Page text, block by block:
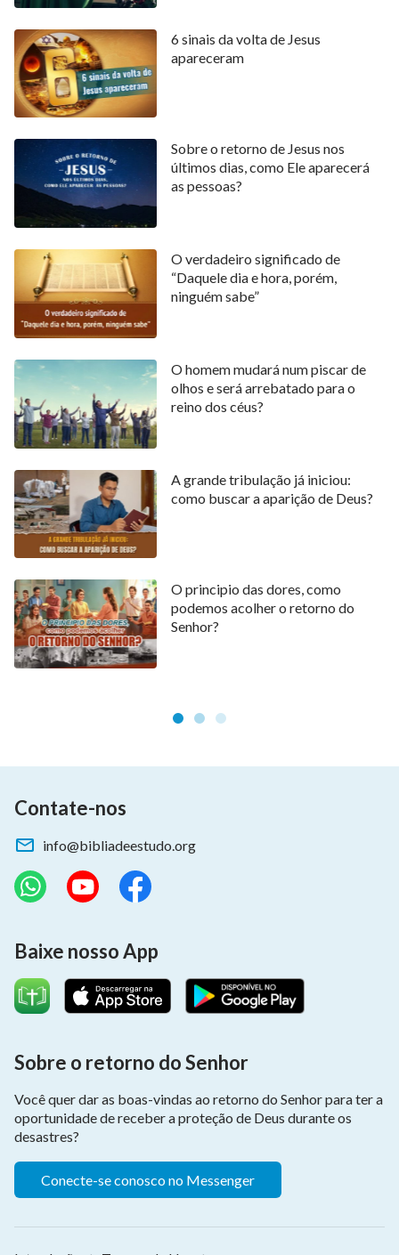
6 sinais da volta de Jesus
apareceram
Sobre o retorno de Jesus nos
últimos dias, como Ele aparecerá
as pessoas?
O verdadeiro significado de
“Daquele dia e hora, porém,
ninguém sabe”
O homem mudará num piscar de
olhos e será arrebatado para o
reino dos céus?
A grande tribulação já iniciou:
como buscar a aparição de Deus?
O principio das dores, como
podemos acolher o retorno do
Senhor?
Contate-nos
info@bibliadeestudo.org
Baixe nosso App
Sobre o retorno do Senhor
Você quer dar as boas-vindas ao retorno do Senhor para ter a
oportunidade de receber a proteção de Deus durante os
desastres?
Conecte-se conosco no Messenger